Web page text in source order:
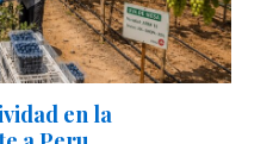
en la